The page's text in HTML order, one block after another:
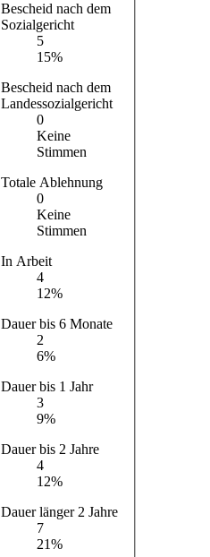
Bescheid nach dem
Sozialgericht
5
15%
Bescheid nach dem
Landessozialgericht
0
Keine
Stimmen
Totale Ablehnung
0
Keine
Stimmen
In Arbeit
4
12%
Dauer bis 6 Monate
2
6%
Dauer bis 1 Jahr
3
9%
Dauer bis 2 Jahre
4
12%
Dauer länger 2 Jahre
7
21%